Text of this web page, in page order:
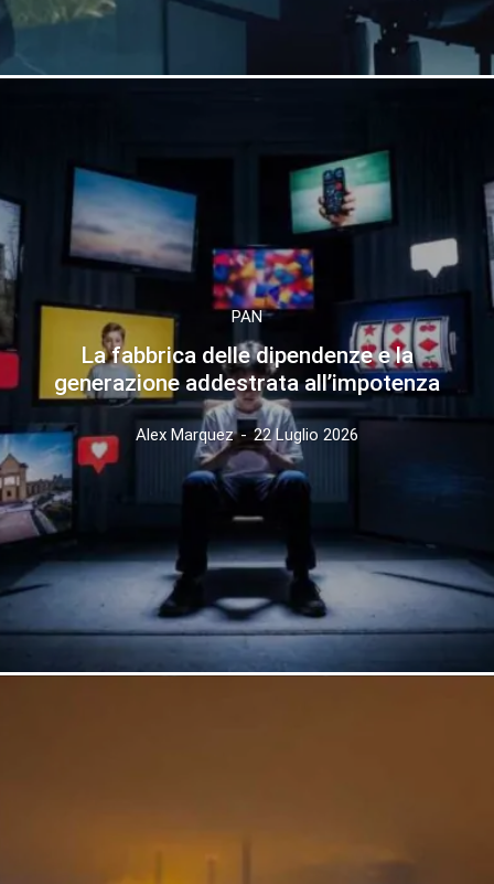
PAN
La fabbrica delle dipendenze e la
generazione addestrata all’impotenza
Alex Marquez - 22 Luglio 2026